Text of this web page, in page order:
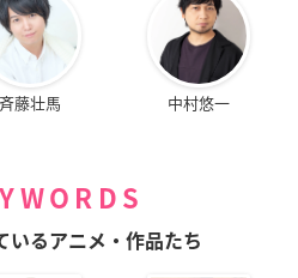
斉藤壮馬 中村悠一
いるアニメ・作品たち